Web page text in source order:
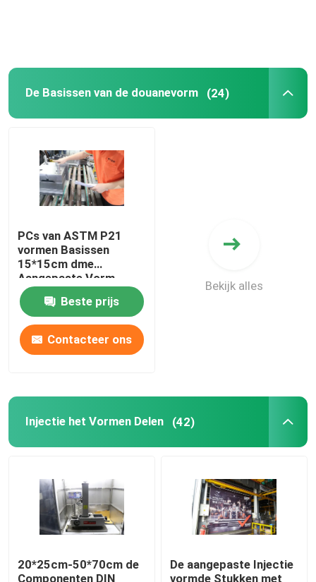
De Basissen van de douanevorm (24)
PCs van ASTM P21
vormen Basissen
15*15cm dme
Aangepaste Vorm
Beste prijs
Contacteer ons
Bekijk alles
Injectie het Vormen Delen (42)
20*25cm-50*70cm de
Componenten DIN
De aangepaste Injectie
vormde Stukken met